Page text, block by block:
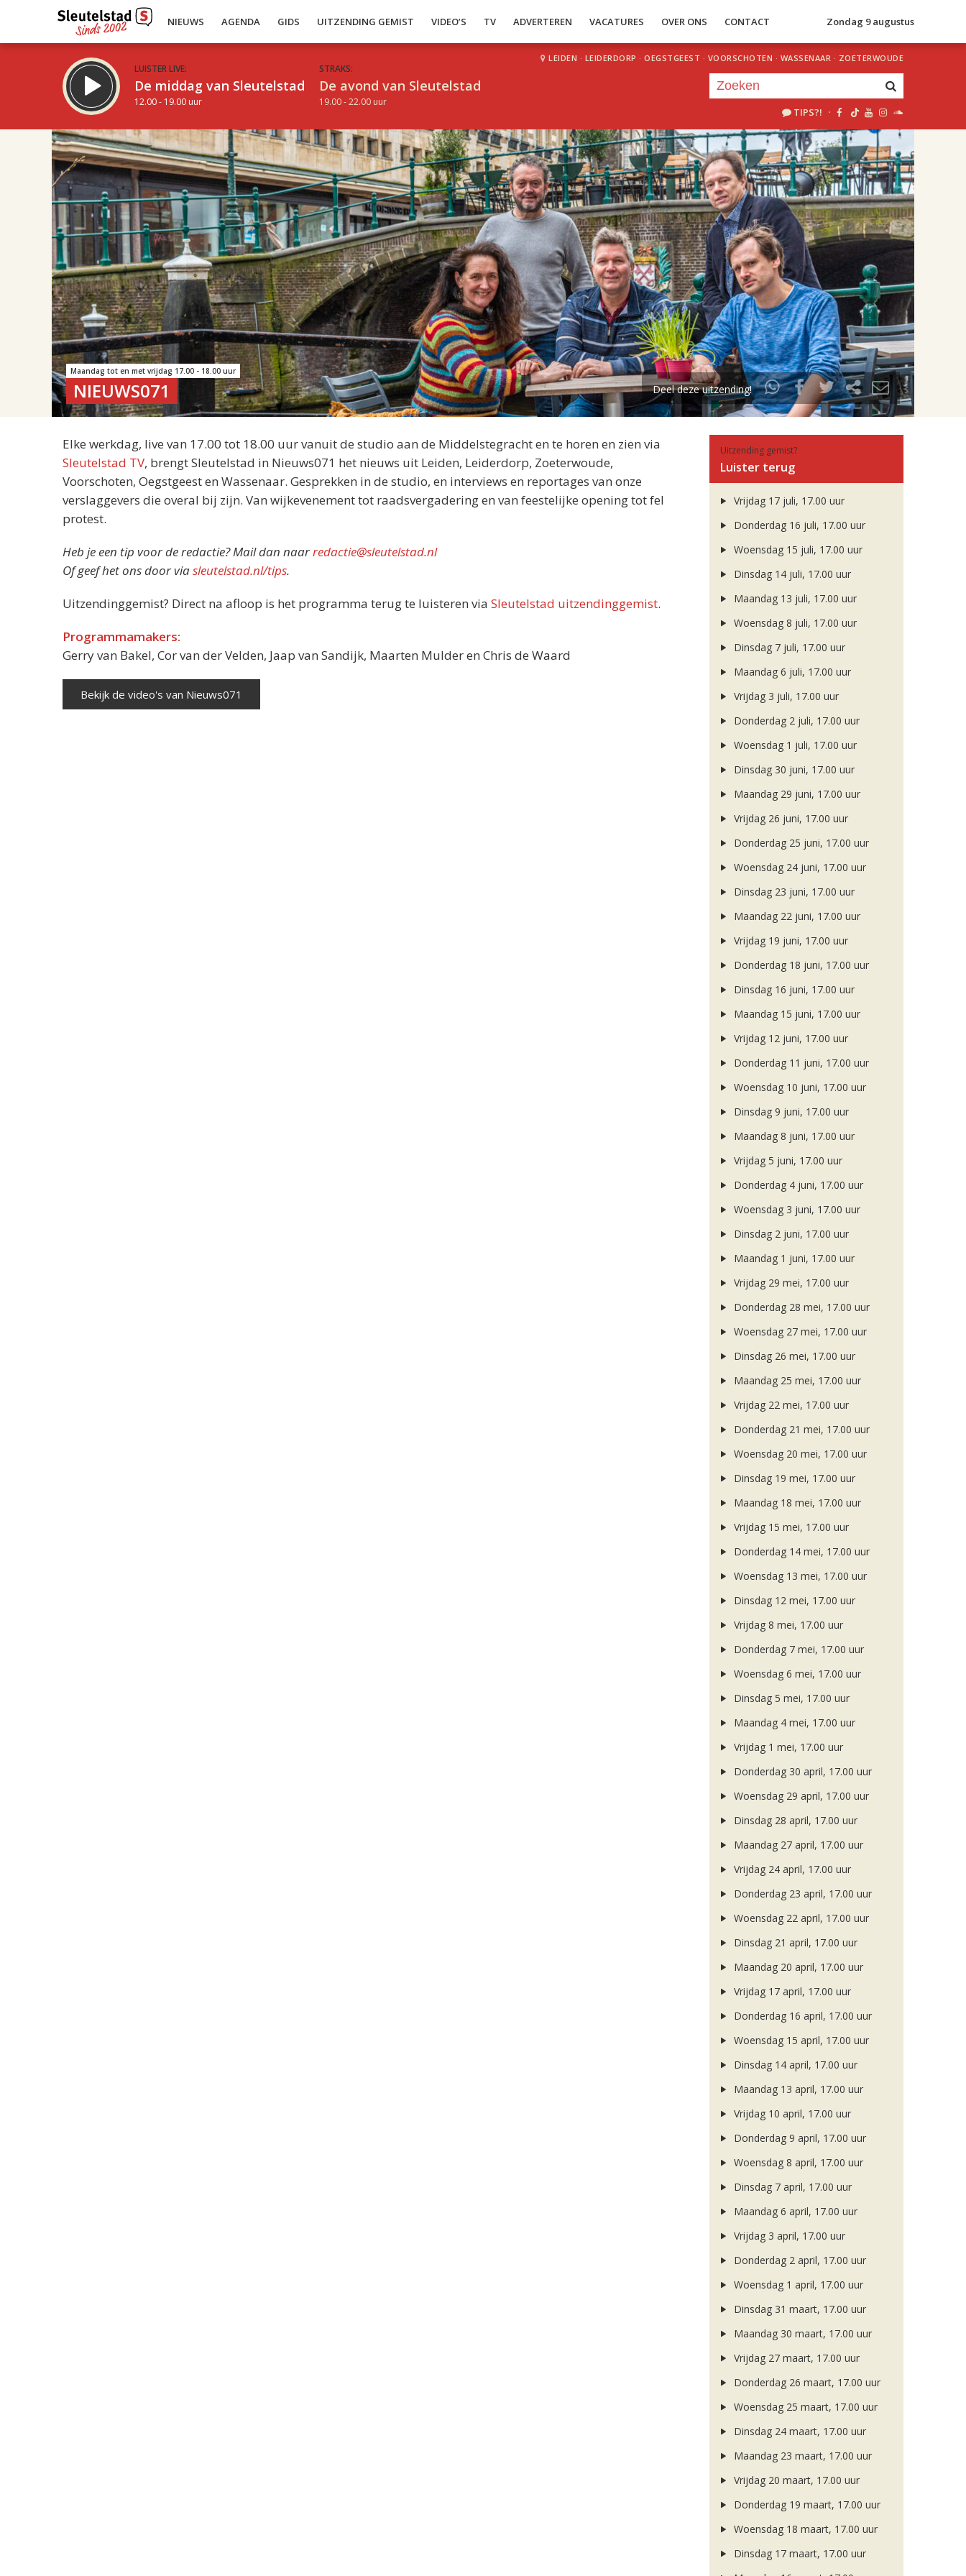
NIEUWS AGENDA GIDS UITZENDING GEMIST VIDEO’S TV ADVERTEREN VACATURES OVER ONS CONTACT Zondag 9 augustus
LUISTER LIVE:
De middag van Sleutelstad
12.00 - 19.00 uur
STRAKS:
De avond van Sleutelstad
19.00 - 22.00 uur
LEIDEN · LEIDERDORP · OEGSTGEEST · VOORSCHOTEN · WASSENAAR · ZOETERWOUDE
TIPS?! ·
17.00 18.00
Je luistert nu naaruur 1 van 1
«Vorig uur Volgend uur»
Inklappen
Maandag tot en met vrijdag 17.00 - 18.00 uur
NIEUWS071 Deel deze uitzending!
Elke werkdag, live van 17.00 tot 18.00 uur vanuit de studio aan de Middelstegracht en te horen en zien via
Sleutelstad TV, brengt Sleutelstad in Nieuws071 het nieuws uit Leiden, Leiderdorp, Zoeterwoude,
Voorschoten, Oegstgeest en Wassenaar. Gesprekken in de studio, en interviews en reportages van onze
verslaggevers die overal bij zijn. Van wijkevenement tot raadsvergadering en van feestelijke opening tot fel
protest.
Heb je een tip voor de redactie? Mail dan naarredactie@sleutelstad.nl
Of geef het ons door viasleutelstad.nl/tips.
Uitzendinggemist? Direct na afloop is het programma terug te luisteren via Sleutelstad uitzendinggemist.
Programmamakers:
Gerry van Bakel, Cor van der Velden, Jaap van Sandijk, Maarten Mulder en Chris de Waard
Bekijk de video's van Nieuws071
Uitzending gemist?
Luister terug
Vrijdag 17 juli, 17.00 uur
Donderdag 16 juli, 17.00 uur
Woensdag 15 juli, 17.00 uur
Dinsdag 14 juli, 17.00 uur
Maandag 13 juli, 17.00 uur
Woensdag 8 juli, 17.00 uur
Dinsdag 7 juli, 17.00 uur
Maandag 6 juli, 17.00 uur
Vrijdag 3 juli, 17.00 uur
Donderdag 2 juli, 17.00 uur
Woensdag 1 juli, 17.00 uur
Dinsdag 30 juni, 17.00 uur
Maandag 29 juni, 17.00 uur
Vrijdag 26 juni, 17.00 uur
Donderdag 25 juni, 17.00 uur
Woensdag 24 juni, 17.00 uur
Dinsdag 23 juni, 17.00 uur
Maandag 22 juni, 17.00 uur
Vrijdag 19 juni, 17.00 uur
Donderdag 18 juni, 17.00 uur
Dinsdag 16 juni, 17.00 uur
Maandag 15 juni, 17.00 uur
Vrijdag 12 juni, 17.00 uur
Donderdag 11 juni, 17.00 uur
Woensdag 10 juni, 17.00 uur
Dinsdag 9 juni, 17.00 uur
Maandag 8 juni, 17.00 uur
Vrijdag 5 juni, 17.00 uur
Donderdag 4 juni, 17.00 uur
Woensdag 3 juni, 17.00 uur
Dinsdag 2 juni, 17.00 uur
Maandag 1 juni, 17.00 uur
Vrijdag 29 mei, 17.00 uur
Donderdag 28 mei, 17.00 uur
Woensdag 27 mei, 17.00 uur
Dinsdag 26 mei, 17.00 uur
Maandag 25 mei, 17.00 uur
Vrijdag 22 mei, 17.00 uur
Donderdag 21 mei, 17.00 uur
Woensdag 20 mei, 17.00 uur
Dinsdag 19 mei, 17.00 uur
Maandag 18 mei, 17.00 uur
Vrijdag 15 mei, 17.00 uur
Donderdag 14 mei, 17.00 uur
Woensdag 13 mei, 17.00 uur
Dinsdag 12 mei, 17.00 uur
Vrijdag 8 mei, 17.00 uur
Donderdag 7 mei, 17.00 uur
Woensdag 6 mei, 17.00 uur
Dinsdag 5 mei, 17.00 uur
Maandag 4 mei, 17.00 uur
Vrijdag 1 mei, 17.00 uur
Donderdag 30 april, 17.00 uur
Woensdag 29 april, 17.00 uur
Dinsdag 28 april, 17.00 uur
Maandag 27 april, 17.00 uur
Vrijdag 24 april, 17.00 uur
Donderdag 23 april, 17.00 uur
Woensdag 22 april, 17.00 uur
Dinsdag 21 april, 17.00 uur
Maandag 20 april, 17.00 uur
Vrijdag 17 april, 17.00 uur
Donderdag 16 april, 17.00 uur
Woensdag 15 april, 17.00 uur
Dinsdag 14 april, 17.00 uur
Maandag 13 april, 17.00 uur
Vrijdag 10 april, 17.00 uur
Donderdag 9 april, 17.00 uur
Woensdag 8 april, 17.00 uur
Dinsdag 7 april, 17.00 uur
Maandag 6 april, 17.00 uur
Vrijdag 3 april, 17.00 uur
Donderdag 2 april, 17.00 uur
Woensdag 1 april, 17.00 uur
Dinsdag 31 maart, 17.00 uur
Maandag 30 maart, 17.00 uur
Vrijdag 27 maart, 17.00 uur
Donderdag 26 maart, 17.00 uur
Woensdag 25 maart, 17.00 uur
Dinsdag 24 maart, 17.00 uur
Maandag 23 maart, 17.00 uur
Vrijdag 20 maart, 17.00 uur
Donderdag 19 maart, 17.00 uur
Woensdag 18 maart, 17.00 uur
Dinsdag 17 maart, 17.00 uur